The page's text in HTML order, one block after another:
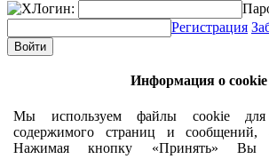
Логин:
Регистрация
Информация о cookie
Мы используем файлы cookie для
содержимого страниц и сообщений,
Нажимая кнопку «Принять» Вы